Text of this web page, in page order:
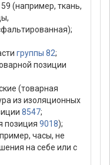
(например, ткань,
группы 82;
позиции
(товарная
из изоляционных
8547;
позиция 9018);
часы, не
на себе или с